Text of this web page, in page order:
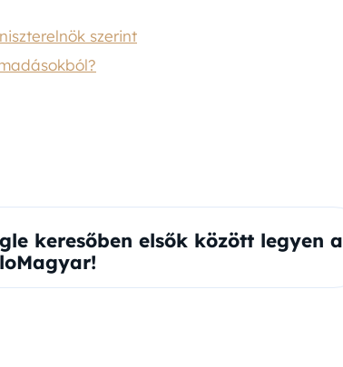
szerint
keresőben elsők között legyen a